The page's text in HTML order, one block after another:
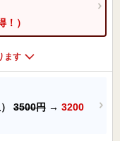
）
ます
3500円 → 3200